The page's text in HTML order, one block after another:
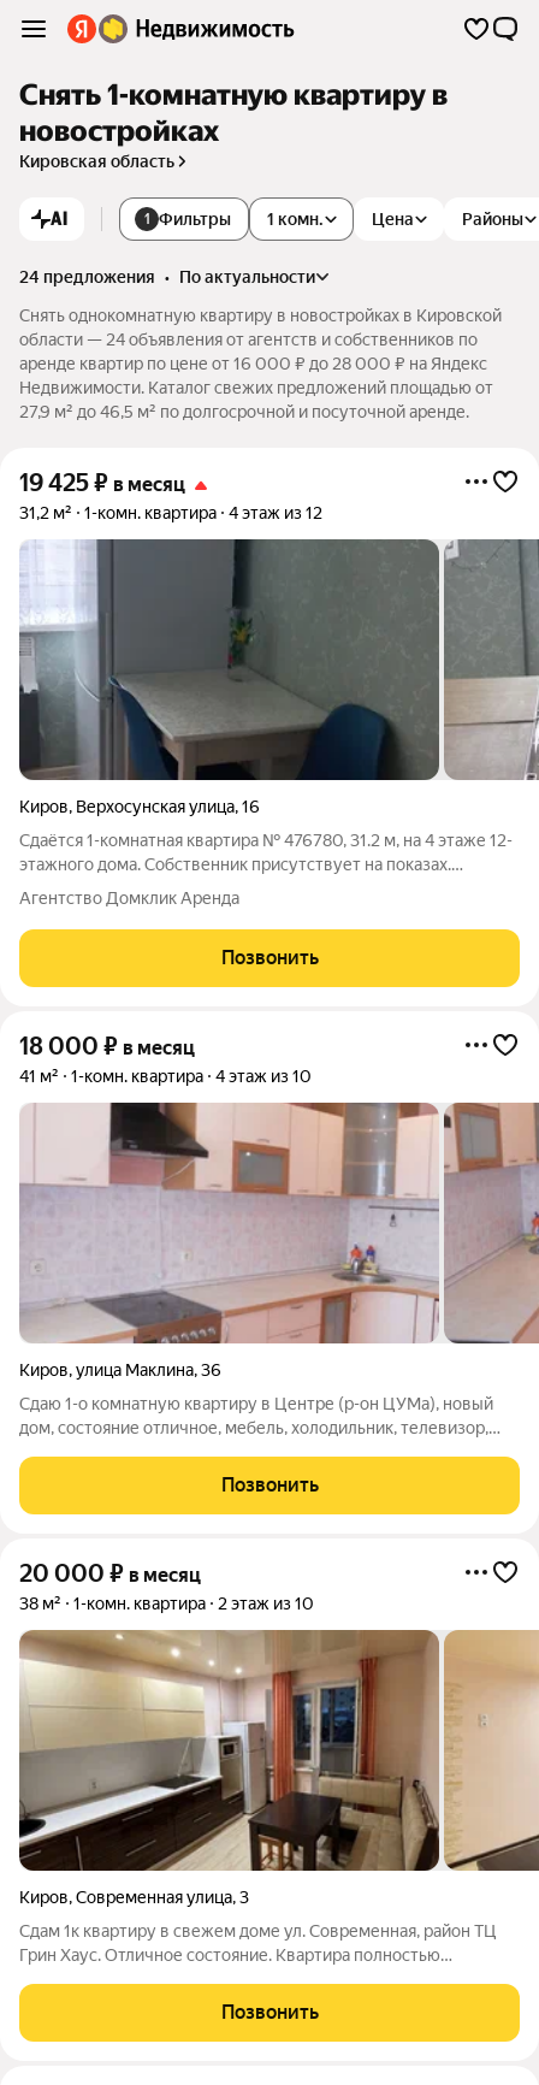
Снять 1-комнатную квартиру в
новостройках
Кировская область
AI 1 Фильтры Цена
1 комн. Районы
24 предложения •
по актуальности
Снять однокомнатную квартиру в новостройках в Кировской
области — 24 объявления от агентств и собственников по
аренде квартир по цене от 16 000 ₽ до 28 000 ₽ на Яндекс
Недвижимости. Каталог свежих предложений площадью от
27,9 м² до 46,5 м² по долгосрочной и посуточной аренде.
19 425₽ в месяц
31,2 м² 1-комн. квартира 4 этаж из 12
Киров, Верхосунская улица,16
Сдаётся 1-комнатная квартира № 476780, 31.2 м, на 4 этаже 12-
этажного дома. Собственник присутствует на показах.
Коммунальные платежи оплачиваются отдельно. Счетчики
оплачиваются отдельно. По условиям проживания: можно с
детьми, можно с питомцами. Из
Агентство Домклик Аренда
Позвонить
18 000 ₽ в месяц
41 м² 1-комн. квартира 4 этаж из 10
Киров,улица Маклина,36
Сдаю 1-о комнатную квартиру в Центре (р-он ЦУМа), новый
дом, состояние отличное, мебель, холодильник, телевизор,
Залог можно разделить на несколько платежей. Фотографии
настоящие.
Позвонить
20 000 ₽ в месяц
38 м² 1-комн. квартира 2 этаж из 10
Киров,Современная улица,3
Сдам 1к квартиру в свежем доме ул. Современная, район ТЦ
Грин Хаус. Отличное состояние. Квартира полностью
проживания мебелью (диван привезли, на фото отсутствует).
Есть кондиционер, стиральная машина,
Позвонить